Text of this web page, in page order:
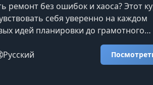
ремонт без ошибок и хаоса? Этот
себя уверенно на каждом
идей планировки до грамотного
и контроля стройки. Вы
ремонт так, как понимают его
важно подготовиться к
Русский